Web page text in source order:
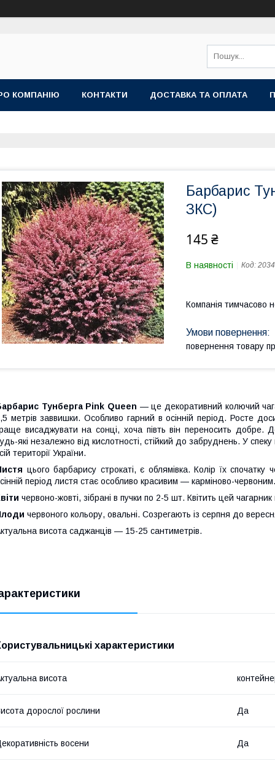
КОМПАНІЮ КОНТАКТИ ДОСТАВКА ТА ОПЛАТА
Барбарис
ЗКС)
145 ₴
В наявності Код:
Компанія тимчасово
повернення товару
Тунберга Pink Queen — це декоративний колючий
метрів заввишки. Особливо гарний в осінній період. Росте
висаджувати на сонці, хоча півть він переносить добре.
які незалежно від кислотності, стійкий до забруднень. У
території України.
цього барбарису строкаті, є облямівка. Колір їх
період листя стає особливо красивим — карміново-червоним.
червоно-жовті, зібрані в пучки по 2-5 шт. Квітить цей чагарник
червоного кольору, овальні. Созрегають із серпня до
висота саджанців — 15-25 сантиметрів.
характеристики
висота
дорослої рослини Да
восени Да